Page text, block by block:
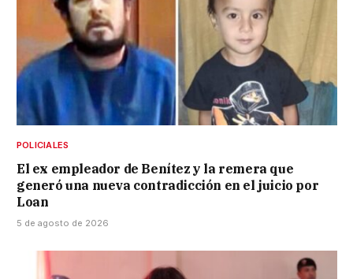
POLICIALES
El ex empleador de Benítez y la remera que
generó una nueva contradicción en el juicio por
Loan
5 de agosto de 2026